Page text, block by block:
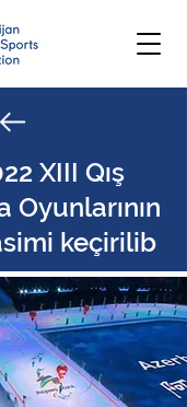
XIII Qış
Oyunlarının
keçirilib